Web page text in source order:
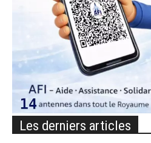
Les derniers articles